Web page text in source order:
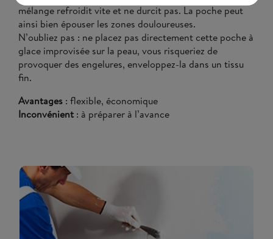
mélange refroidit vite et ne durcit pas. La poche peut
ainsi bien épouser les zones douloureuses.
N’oubliez pas : ne placez pas directement cette poche à
glace improvisée sur la peau, vous risqueriez de
provoquer des engelures, enveloppez-la dans un tissu
fin.
Avantages : flexible, économique
Inconvénient : à préparer à l’avance
Klikając przycisk "Akceptuj" akceptujesz
wykorzystanie wszystkich ciasteczek. W
innym przypadku zawsze możesz zmienić
ustawienia klikając przycisk "Preferencje".
Pamiętaj, że możesz samodzielnie zarządzać
cookies, zmieniając ustawienia przeglądarki.
wyrażenie zgody.
Aby dowiedzieć się więcej, zapoznaj się z